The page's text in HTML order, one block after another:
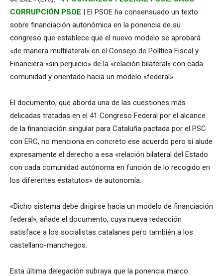
CORRUPCIÓN PSOE | El PSOE ha consensuado un texto
sobre financiación autonómica en la ponencia de su
congreso que establece que el nuevo modelo se aprobará
«de manera multilateral» en el Consejo de Política Fiscal y
Financiera «sin perjuicio» de la «relación bilateral» con cada
comunidad y orientado hacia un modelo «federal».
El documento, que aborda una de las cuestiones más
delicadas tratadas en el 41 Congreso Federal por el alcance
de la financiación singular para Cataluña pactada por el PSC
con ERC, no menciona en concreto ese acuerdo pero sí alude
expresamente el derecho a esa «relación bilateral del Estado
con cada comunidad autónoma en función de lo recogido en
los diferentes estatutos» de autonomía.
«Dicho sistema debe dirigirse hacia un modelo de financiación
federal», añade el documento, cuya nueva redacción
satisface a los socialistas catalanes pero también a los
castellano-manchegos.
Esta última delegación subraya que la ponencia marco